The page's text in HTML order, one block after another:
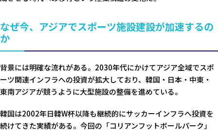
なぜ今、アジアでスポーツ施設建設が加速するの
か
背景には明確な流れがある。2030年代にかけてアジア全域でスポ
ーツ関連インフラへの投資が拡大しており、韓国・日本・中東・
東南アジアが競うように大型施設の整備を進めている。
韓国は2002年日韓W杯以降も継続的にサッカーインフラへ投資を
続けてきた実績がある。今回の「コリアンフットボールパーク」